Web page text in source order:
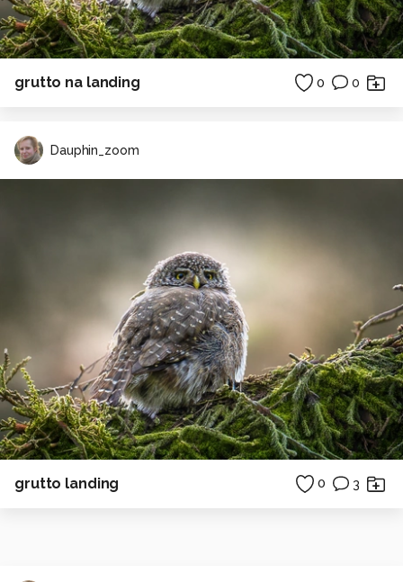
grutto na landing 0 0
Dauphin_zoom
grutto landing 0 3